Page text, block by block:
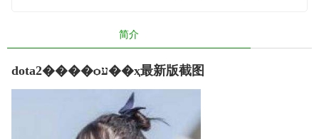
简介
dota2����ѻע��ҳ最新版截图